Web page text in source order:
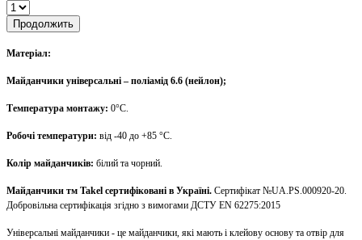
Продолжить
Матеріал:
Майданчики універсальні – поліамід 6.6 (нейлон);
Температура монтажу: 0°С.
Робочі температури: від -40 до +85 °С.
Колір майданчиків: білий та чорний.
Майданчики тм Takel сертифіковані в Україні. Сертифікат №UA.PS.000920-20.
Добровільна сертифікація згідно з вимогами ДСТУ EN 62275:2015
Універсальні майданчики - це майданчики, які мають і клейову основу та отвір для